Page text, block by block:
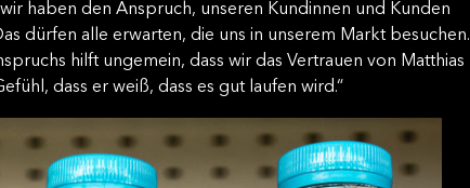
haben den Anspruch, unseren Kundinnen und Kunden
dürfen alle erwarten, die uns in unserem Markt besuchen.
hilft ungemein, dass wir das Vertrauen von Matthias
dass er weiß, dass es gut laufen wird.“